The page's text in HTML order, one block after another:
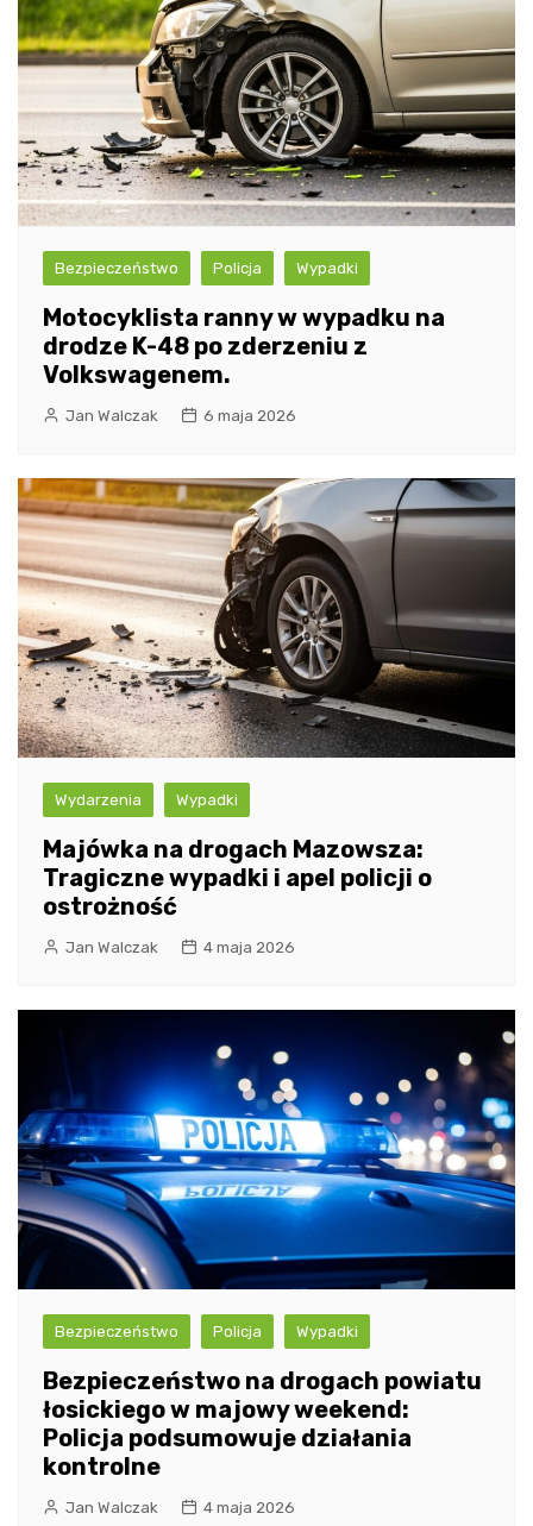
Bezpieczeństwo Policja Wypadki
Motocyklista ranny w wypadku na
drodze K-48 po zderzeniu z
Volkswagenem.
Jan Walczak 6 maja 2026
Wydarzenia Wypadki
Majówka na drogach Mazowsza:
Tragiczne wypadki i apel policji o
ostrożność
Jan Walczak 4 maja 2026
Bezpieczeństwo Policja Wypadki
Bezpieczeństwo na drogach powiatu
łosickiego w majowy weekend:
Policja podsumowuje działania
kontrolne
Jan Walczak 4 maja 2026